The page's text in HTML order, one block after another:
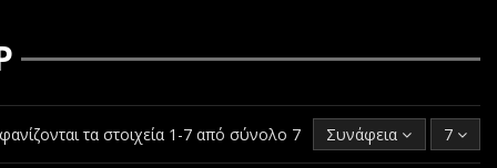
τα στοιχεία 1-7 από σύνολο 7 Συνάφεια 7